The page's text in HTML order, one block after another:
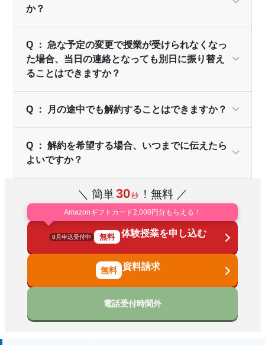
か？
Q ： 急な予定の変更で授業が受けられなくなっ
た場合、当日の連絡となっても別日に振り替え
ることはできますか？
Q ： 月の途中でも解約することはできますか？
Q ： 解約を希望する場合、いつまでに伝えたら
よいですか？
＼ 簡単30秒 ！無料 ／
Amazonギフトカード2,000円分もらえる！
8月申込受付中 無料 体験授業を申し込む
資料請求
電話受付時間外